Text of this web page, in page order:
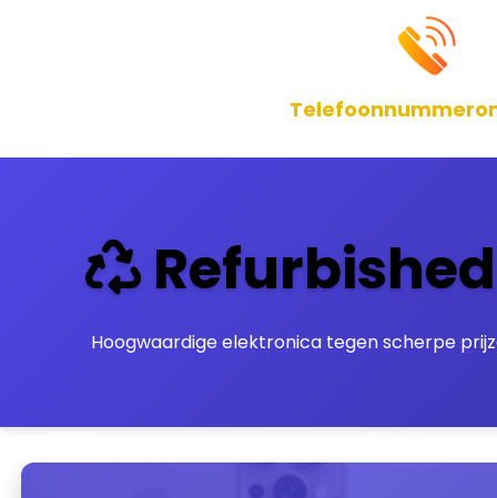
Hoogwaardige elektronica tegen scherpe